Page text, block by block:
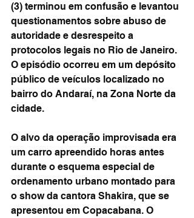
(3) terminou em confusão e levantou
questionamentos sobre abuso de
autoridade e desrespeito a
protocolos legais no Rio de Janeiro.
O episódio ocorreu em um depósito
público de veículos localizado no
bairro do Andaraí, na Zona Norte da
cidade.
O alvo da operação improvisada era
um carro apreendido horas antes
durante o esquema especial de
ordenamento urbano montado para
o show da cantora Shakira, que se
apresentou em Copacabana. O